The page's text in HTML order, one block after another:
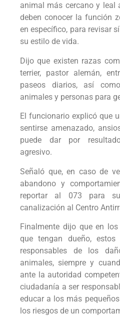
animal más cercano y leal
deben conocer la función
en específico, para revisar
su estilo de vida.
Dijo que existen razas
terrier, pastor alemán,
paseos diarios, así
animales y personas para
El funcionario explicó que
sentirse amenazado,
puede dar por
agresivo.
Señaló que, en caso de
abandono y
reportar al 073 para
canalización al Centro
Finalmente dijo que en
que tengan dueño,
responsables de los
animales, siempre y
ante la autoridad
ciudadanía a ser
educar a los más
los riesgos de un